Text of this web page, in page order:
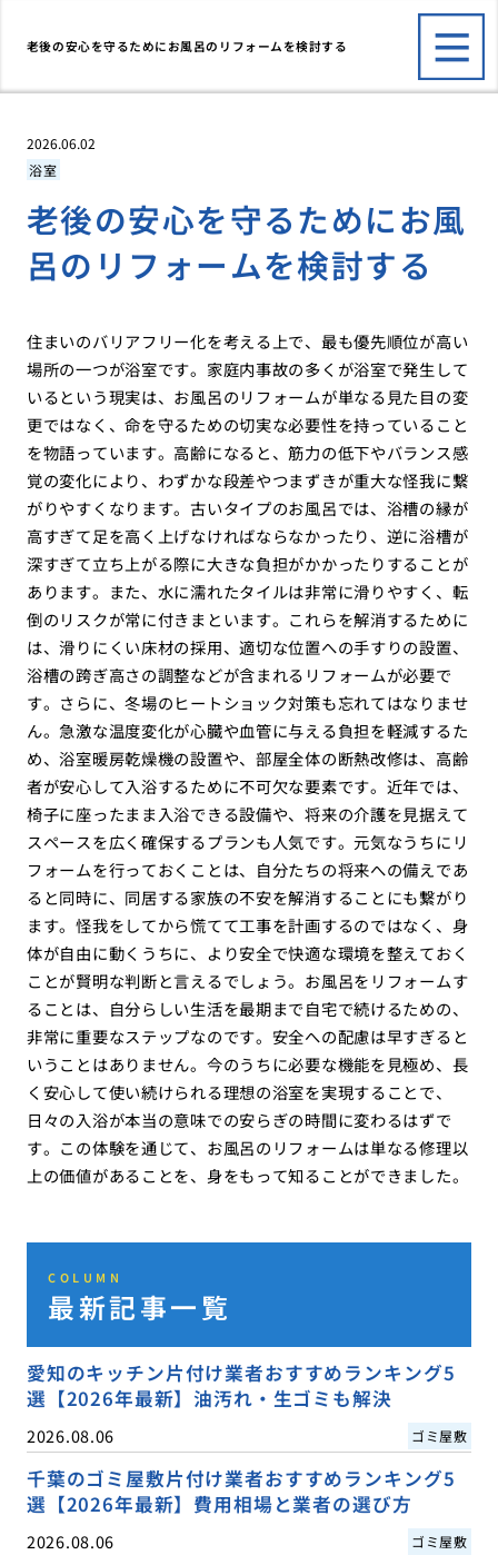
老後の安心を守るためにお風呂のリフォームを検討する
2026.06.02
浴室
老後の安心を守るためにお風
呂のリフォームを検討する
住まいのバリアフリー化を考える上で、最も優先順位が高い
場所の一つが浴室です。家庭内事故の多くが浴室で発生して
いるという現実は、お風呂のリフォームが単なる見た目の変
更ではなく、命を守るための切実な必要性を持っていること
を物語っています。高齢になると、筋力の低下やバランス感
覚の変化により、わずかな段差やつまずきが重大な怪我に繋
がりやすくなります。古いタイプのお風呂では、浴槽の縁が
高すぎて足を高く上げなければならなかったり、逆に浴槽が
深すぎて立ち上がる際に大きな負担がかかったりすることが
あります。また、水に濡れたタイルは非常に滑りやすく、転
倒のリスクが常に付きまといます。これらを解消するために
は、滑りにくい床材の採用、適切な位置への手すりの設置、
浴槽の跨ぎ高さの調整などが含まれるリフォームが必要で
す。さらに、冬場のヒートショック対策も忘れてはなりませ
ん。急激な温度変化が心臓や血管に与える負担を軽減するた
め、浴室暖房乾燥機の設置や、部屋全体の断熱改修は、高齢
者が安心して入浴するために不可欠な要素です。近年では、
椅子に座ったまま入浴できる設備や、将来の介護を見据えて
スペースを広く確保するプランも人気です。元気なうちにリ
フォームを行っておくことは、自分たちの将来への備えであ
ると同時に、同居する家族の不安を解消することにも繋がり
ます。怪我をしてから慌てて工事を計画するのではなく、身
体が自由に動くうちに、より安全で快適な環境を整えておく
ことが賢明な判断と言えるでしょう。お風呂をリフォームす
ることは、自分らしい生活を最期まで自宅で続けるための、
非常に重要なステップなのです。安全への配慮は早すぎると
いうことはありません。今のうちに必要な機能を見極め、長
く安心して使い続けられる理想の浴室を実現することで、
日々の入浴が本当の意味での安らぎの時間に変わるはずで
す。この体験を通じて、お風呂のリフォームは単なる修理以
上の価値があることを、身をもって知ることができました。
COLUMN
最新記事一覧
愛知のキッチン片付け業者おすすめランキング5
選【2026年最新】油汚れ・生ゴミも解決
2026.08.06 ゴミ屋敷
千葉のゴミ屋敷片付け業者おすすめランキング5
選【2026年最新】費用相場と業者の選び方
2026.08.06 ゴミ屋敷